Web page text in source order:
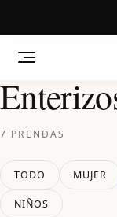
Saltar
al
7 PRENDAS
TODO MUJER
NIÑOS